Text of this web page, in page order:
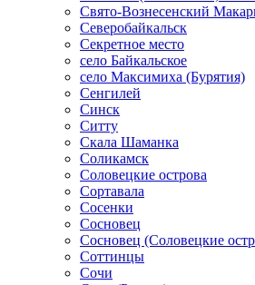
Свято-Вознесенский
Северобайкальск
Секретное место
село Байкальское
село Максимиха (Бурятия)
Сенгилей
Синск
Ситту
Скала Шаманка
Соликамск
Соловецкие острова
Сортавала
Сосенки
Сосновец
Сосновец (Соловецкие
Соттинцы
Сочи